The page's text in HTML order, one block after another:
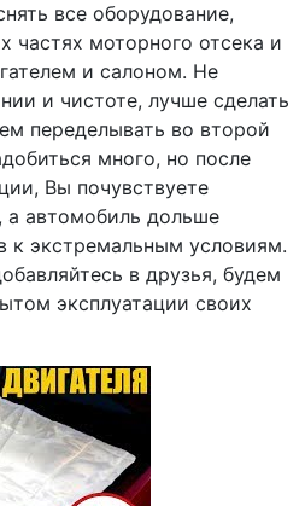
все оборудование,
частях моторного отсека и
и салоном. Не
и чистоте, лучше сделать
переделывать во второй
много, но после
Вы почувствуете
а автомобиль дольше
к экстремальным условиям.
в друзья, будем
эксплуатации своих